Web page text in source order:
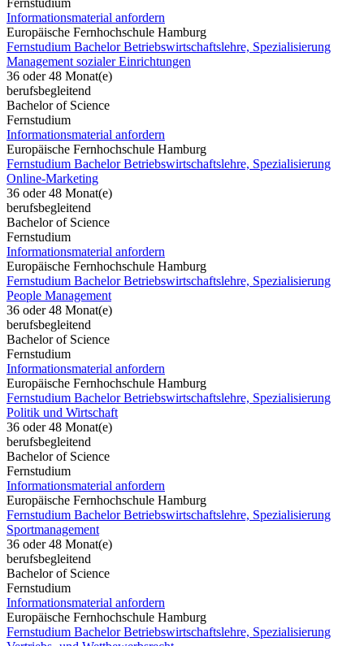
Fernstudium
Informationsmaterial anfordern
Europäische Fernhochschule Hamburg
Fernstudium Bachelor Betriebswirtschaftslehre, Spezialisierung
Management sozialer Einrichtungen
36 oder 48 Monat(e)
berufsbegleitend
Bachelor of Science
Fernstudium
Informationsmaterial anfordern
Europäische Fernhochschule Hamburg
Fernstudium Bachelor Betriebswirtschaftslehre, Spezialisierung
Online-Marketing
36 oder 48 Monat(e)
berufsbegleitend
Bachelor of Science
Fernstudium
Informationsmaterial anfordern
Europäische Fernhochschule Hamburg
Fernstudium Bachelor Betriebswirtschaftslehre, Spezialisierung
People Management
36 oder 48 Monat(e)
berufsbegleitend
Bachelor of Science
Fernstudium
Informationsmaterial anfordern
Europäische Fernhochschule Hamburg
Fernstudium Bachelor Betriebswirtschaftslehre, Spezialisierung
Politik und Wirtschaft
36 oder 48 Monat(e)
berufsbegleitend
Bachelor of Science
Fernstudium
Informationsmaterial anfordern
Europäische Fernhochschule Hamburg
Fernstudium Bachelor Betriebswirtschaftslehre, Spezialisierung
Sportmanagement
36 oder 48 Monat(e)
berufsbegleitend
Bachelor of Science
Fernstudium
Informationsmaterial anfordern
Europäische Fernhochschule Hamburg
Fernstudium Bachelor Betriebswirtschaftslehre, Spezialisierung